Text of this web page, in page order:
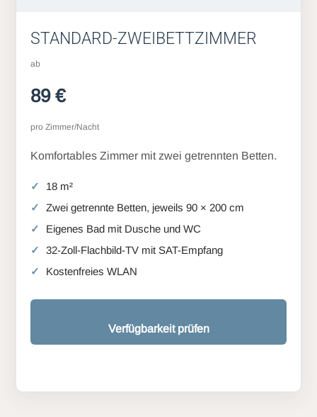
STANDARD-ZWEIBETTZIMMER
ab
89 €
pro Zimmer/Nacht
Komfortables Zimmer mit zwei getrennten Betten.
18 m²
Zwei getrennte Betten, jeweils 90 × 200 cm
Eigenes Bad mit Dusche und WC
32-Zoll-Flachbild-TV mit SAT-Empfang
Kostenfreies WLAN
Verfügbarkeit prüfen